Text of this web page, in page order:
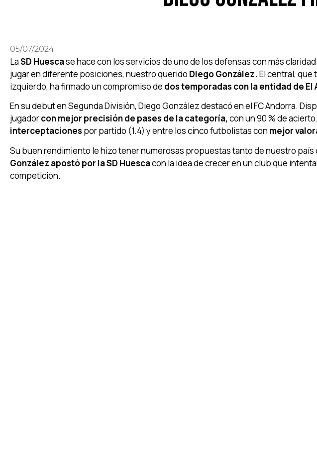
05/07/2024
LaSD Huescase hace con los servicios de uno de los defensas con más
jugar en diferente posiciones, nuestro querido Diego González.El central, que
izquierdo, ha firmado un compromiso de dos temporadas con la entidad de El
En su debut en Segunda División, Diego González destacó en el FC Andorra.
jugadorcon mejor precisión de pases de la categoría,con un 90 % de
interceptacionespor partido (1.4) y entre los cinco futbolistas con mejor
Su buen rendimiento le hizo tener numerosas propuestas tanto de nuestro país
González apostó por la SD Huescacon la idea de crecer en un club que
competición.